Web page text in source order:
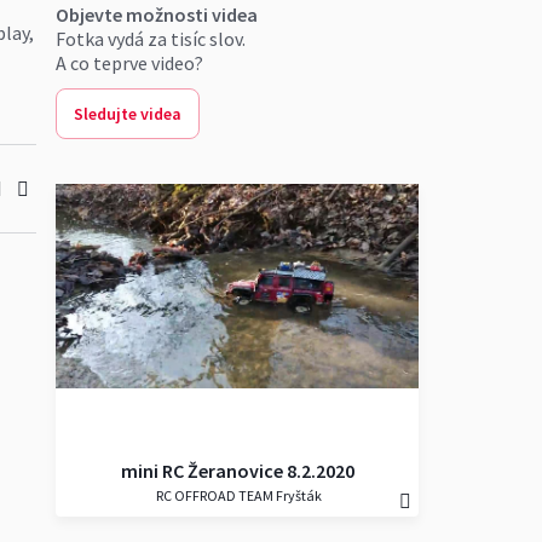
Objevte možnosti videa
Fotka vydá za tisíc slov.
A co teprve video?
Sledujte videa
mini RC Žeranovice 8.2.2020
RC OFFROAD TEAM Fryšták